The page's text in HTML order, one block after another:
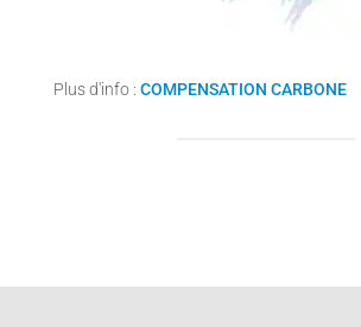
Plus d'info : COMPENSATION CARBONE